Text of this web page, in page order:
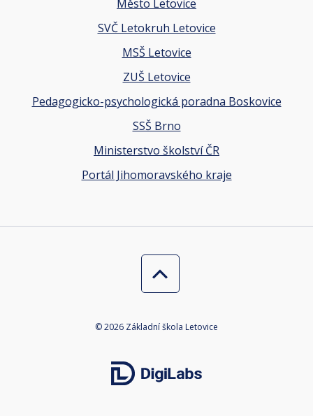
Město Letovice
SVČ Letokruh Letovice
MSŠ Letovice
ZUŠ Letovice
Pedagogicko-psychologická poradna Boskovice
SSŠ Brno
Ministerstvo školství ČR
Portál Jihomoravského kraje
© 2026 Základní škola Letovice